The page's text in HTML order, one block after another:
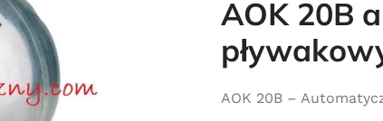
AOK 20B
AOK 20B –